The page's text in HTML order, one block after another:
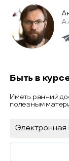
Быть в
Иметь ранний
полезным